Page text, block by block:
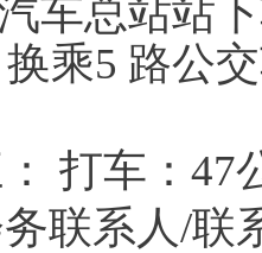
车总站站
换乘5 路公
打车：47
联系人/联